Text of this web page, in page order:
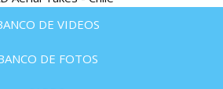
DE VIDEOS
DE FOTOS